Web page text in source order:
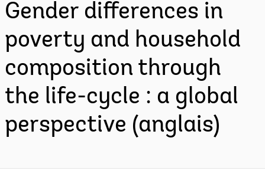
Gender differences in
poverty and household
composition through
the life-cycle : a global
perspective (anglais)